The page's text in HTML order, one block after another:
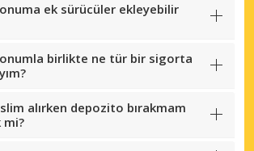
ek sürücüler ekleyebilir
birlikte ne tür bir sigorta
alırken depozito bırakmam
mi?